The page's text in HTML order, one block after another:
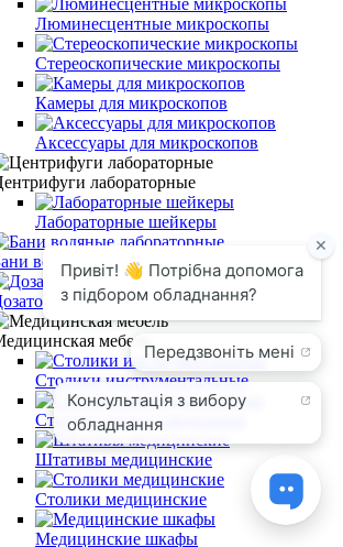
Люминесцентные микроскопы
Стереоскопические микроскопы
Камеры для микроскопов
Аксессуары для микроскопов
лабораторные
Лабораторные шейкеры
водяные лабораторные
мебель
Столики инструментальные
Столики манипуляционные
Штативы медицинские
Столики медицинские
Медицинские шкафы